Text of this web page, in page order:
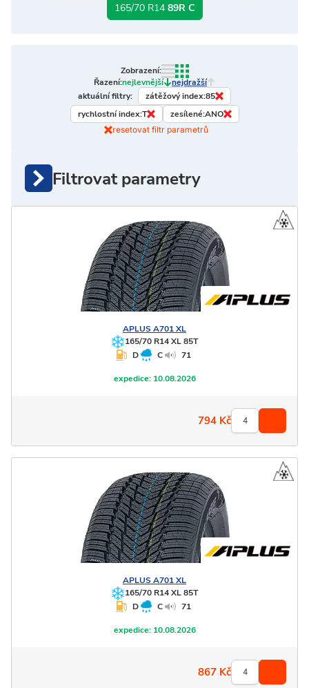
165/70 R1489R C
Zobrazení:
Řazení:nejlevnější
nejdražší
aktuální filtry:
zátěžový index:85
rychlostní index:T zesílené:ANO
resetovat filtr parametrů
Filtrovat parametry
APLUSA701 XL
165/70 R14 XL 85T
D
C 71
expedice:10.08.2026
794 Kč
APLUSA701 XL
165/70 R14 XL 85T
D
C 71
expedice:10.08.2026
867 Kč